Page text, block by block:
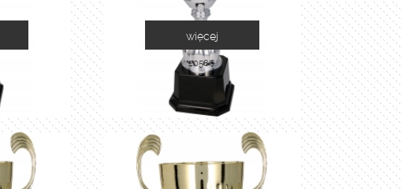
2058C
więcej